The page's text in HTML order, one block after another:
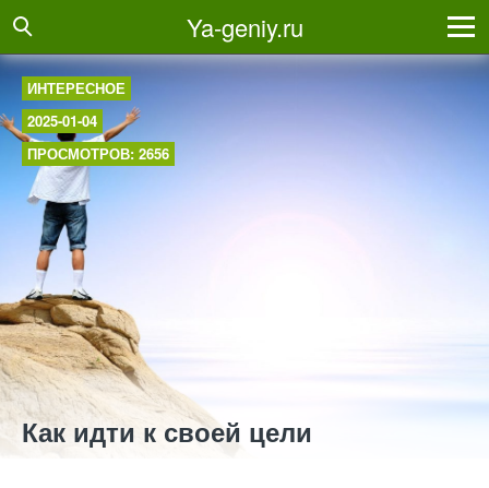
Ya-geniy.ru
ИНТЕРЕСНОЕ
2025-01-04
ПРОСМОТРОВ: 2656
Как идти к своей цели